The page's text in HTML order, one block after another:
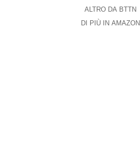
ALTRO DA BTTN
DI PIÙ IN AMAZON